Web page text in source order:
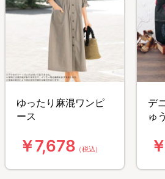
ゆったり麻混ワンピ
ース
￥7,678 （税込）
デ
ゅ